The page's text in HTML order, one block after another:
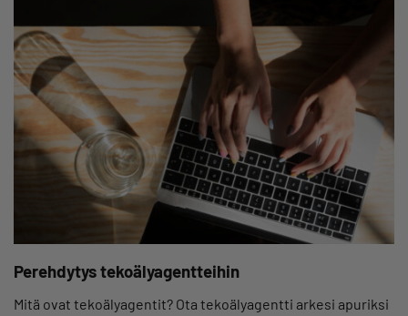
Perehdytys tekoälyagentteihin
Mitä ovat tekoälyagentit? Ota tekoälyagentti arkesi apuriksi